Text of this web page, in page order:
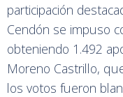
participación
Cendón se impuso
obteniendo 1.492
Moreno Castrillo,
los votos fueron